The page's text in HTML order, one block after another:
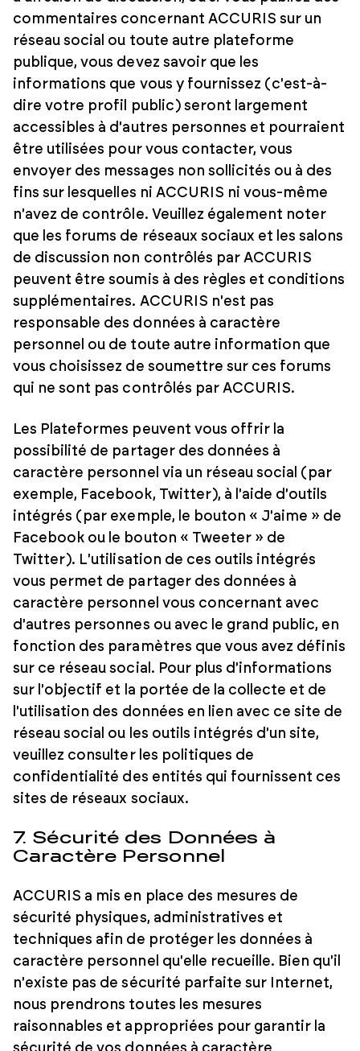
commentaires concernant ACCURIS sur un
réseau social ou toute autre plateforme
publique, vous devez savoir que les
informations que vous y fournissez (c'est-à-
dire votre profil public) seront largement
accessibles à d'autres personnes et pourraient
être utilisées pour vous contacter, vous
envoyer des messages non sollicités ou à des
fins sur lesquelles ni ACCURIS ni vous-même
n'avez de contrôle. Veuillez également noter
que les forums de réseaux sociaux et les salons
de discussion non contrôlés par ACCURIS
peuvent être soumis à des règles et conditions
supplémentaires. ACCURIS n'est pas
responsable des données à caractère
personnel ou de toute autre information que
vous choisissez de soumettre sur ces forums
qui ne sont pas contrôlés par ACCURIS.
Les Plateformes peuvent vous offrir la
possibilité de partager des données à
caractère personnel via un réseau social (par
exemple, Facebook, Twitter), à l'aide d'outils
intégrés (par exemple, le bouton « J'aime » de
Facebook ou le bouton « Tweeter » de
Twitter). L'utilisation de ces outils intégrés
vous permet de partager des données à
caractère personnel vous concernant avec
d'autres personnes ou avec le grand public, en
fonction des paramètres que vous avez définis
sur ce réseau social. Pour plus d'informations
sur l'objectif et la portée de la collecte et de
l'utilisation des données en lien avec ce site de
réseau social ou les outils intégrés d'un site,
veuillez consulter les politiques de
confidentialité des entités qui fournissent ces
sites de réseaux sociaux.
7. Sécurité des Données à
Caractère Personnel
ACCURIS a mis en place des mesures de
sécurité physiques, administratives et
techniques afin de protéger les données à
caractère personnel qu'elle recueille. Bien qu'il
n'existe pas de sécurité parfaite sur Internet,
nous prendrons toutes les mesures
raisonnables et appropriées pour garantir la